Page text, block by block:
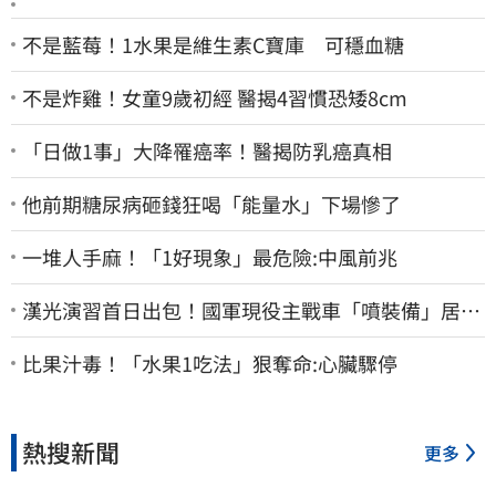
不是藍莓！1水果是維生素C寶庫 可穩血糖
不是炸雞！女童9歲初經 醫揭4習慣恐矮8cm
「日做1事」大降罹癌率！醫揭防乳癌真相
他前期糖尿病砸錢狂喝「能量水」下場慘了
一堆人手麻！「1好現象」最危險:中風前兆
漢光演習首日出包！國軍現役主戰車「噴裝備」居民
撿到零件…軍方說話了
比果汁毒！「水果1吃法」狠奪命:心臟驟停
熱搜新聞 更多